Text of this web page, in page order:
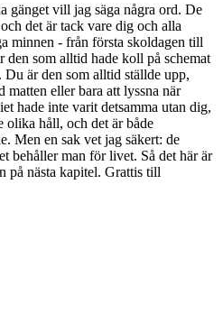
gänget vill jag säga några ord. De
det är tack vare dig och alla
minnen - från första skoldagen till
den som alltid hade koll på schemat
Du är den som alltid ställde upp,
matten eller bara att lyssna när
hade inte varit detsamma utan dig,
håll, och det är både
Men en sak vet jag säkert: de
behåller man för livet. Så det här är
på nästa kapitel. Grattis till